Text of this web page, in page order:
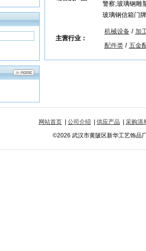
警察;玻璃钢雕
玻璃钢信箱门
主营行业：
机械设备 / 加
配件类/ 五金
网站首页 公司介绍 供应产品
采购清
©2026 武汉市黄陂区新华工艺饰品